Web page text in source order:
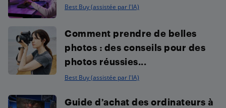
Best Buy (assistée par l'IA)
Comment prendre de belles
photos : des conseils pour des
photos réussies...
Best Buy (assistée par l'IA)
Guide d’achat des ordinateurs à